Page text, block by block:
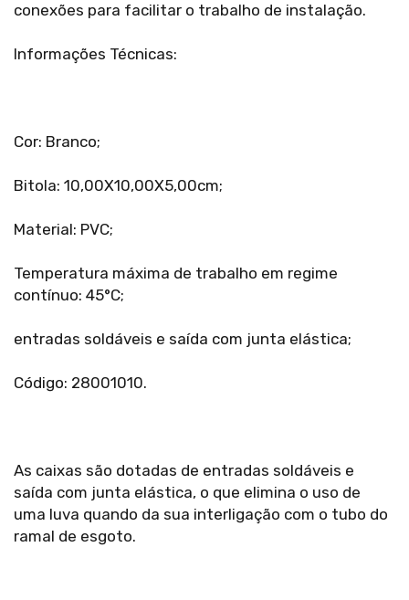
conexões para facilitar o trabalho de instalação.
Informações Técnicas:
Cor: Branco;
Bitola: 10,00X10,00X5,00cm;
Material: PVC;
Temperatura máxima de trabalho em regime
contínuo: 45°C;
entradas soldáveis e saída com junta elástica;
Código: 28001010.
As caixas são dotadas de entradas soldáveis e
saída com junta elástica, o que elimina o uso de
uma luva quando da sua interligação com o tubo do
ramal de esgoto.